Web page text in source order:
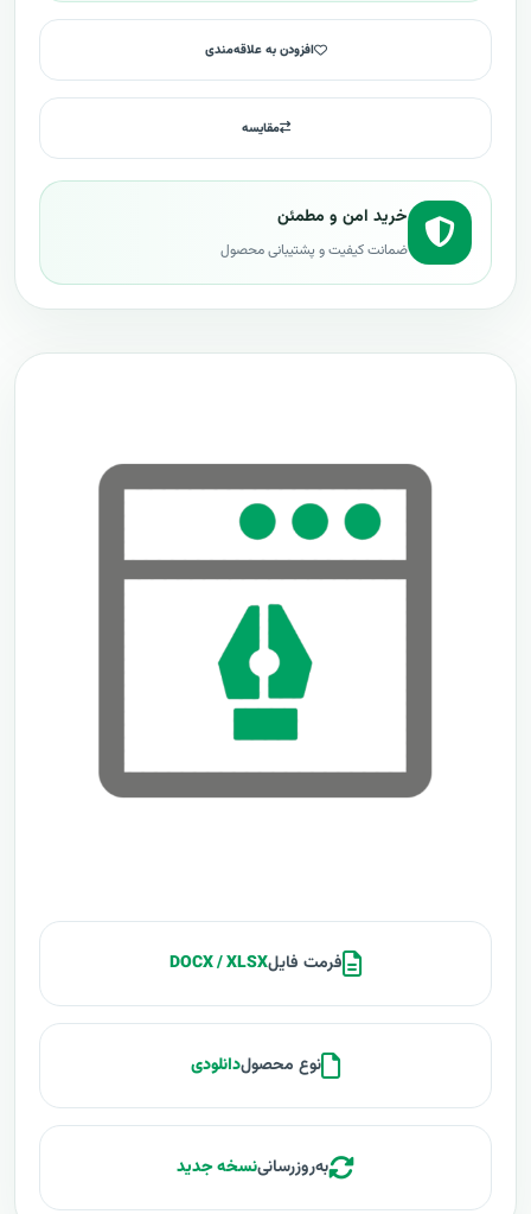
افزودن به علاقه‌مندی
مقایسه
خرید امن و مطمئن
ضمانت کیفیت و پشتیبانی محصول
فرمت فایلDOCX / XLSX
نوع محصولدانلودی
به‌روزرسانینسخه جدید